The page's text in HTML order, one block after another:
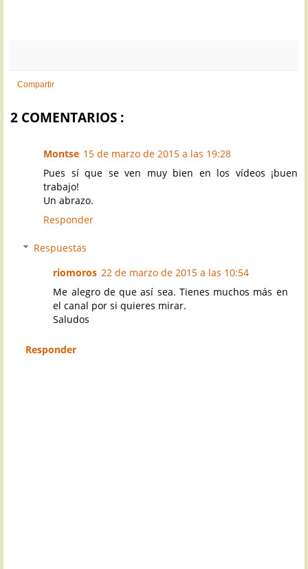
Compartir
2 COMENTARIOS :
Montse 15 de marzo de 2015 a las 19:28
Pues sí que se ven muy bien en los vídeos ¡buen
trabajo!
Un abrazo.
Responder
Respuestas
riomoros 22 de marzo de 2015 a las 10:54
Me alegro de que así sea. Tienes muchos más en
el canal por si quieres mirar.
Saludos
Responder